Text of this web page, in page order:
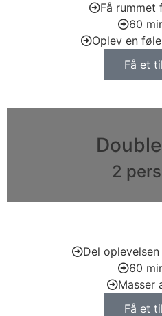
Få rummet
60
Oplev en
Få et
2
Del
60
Masser
Få et